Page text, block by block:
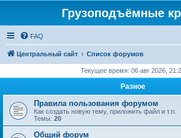
Грузоподъёмные
FAQ
Центральный сайт Список форумов
Текущее время: 06 авг 2026,
Разное
Правила пользования форумом
Как создать новую тему, приложить файл и т.п.
Темы: 20
Общий форум